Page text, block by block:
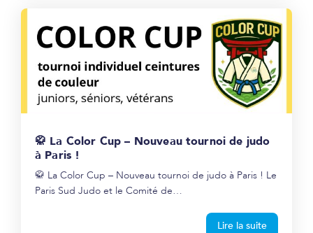
🥋 La Color Cup – Nouveau tournoi de judo
à Paris !
🥋 La Color Cup – Nouveau tournoi de judo à Paris ! Le
Paris Sud Judo et le Comité de…
Lire la suite